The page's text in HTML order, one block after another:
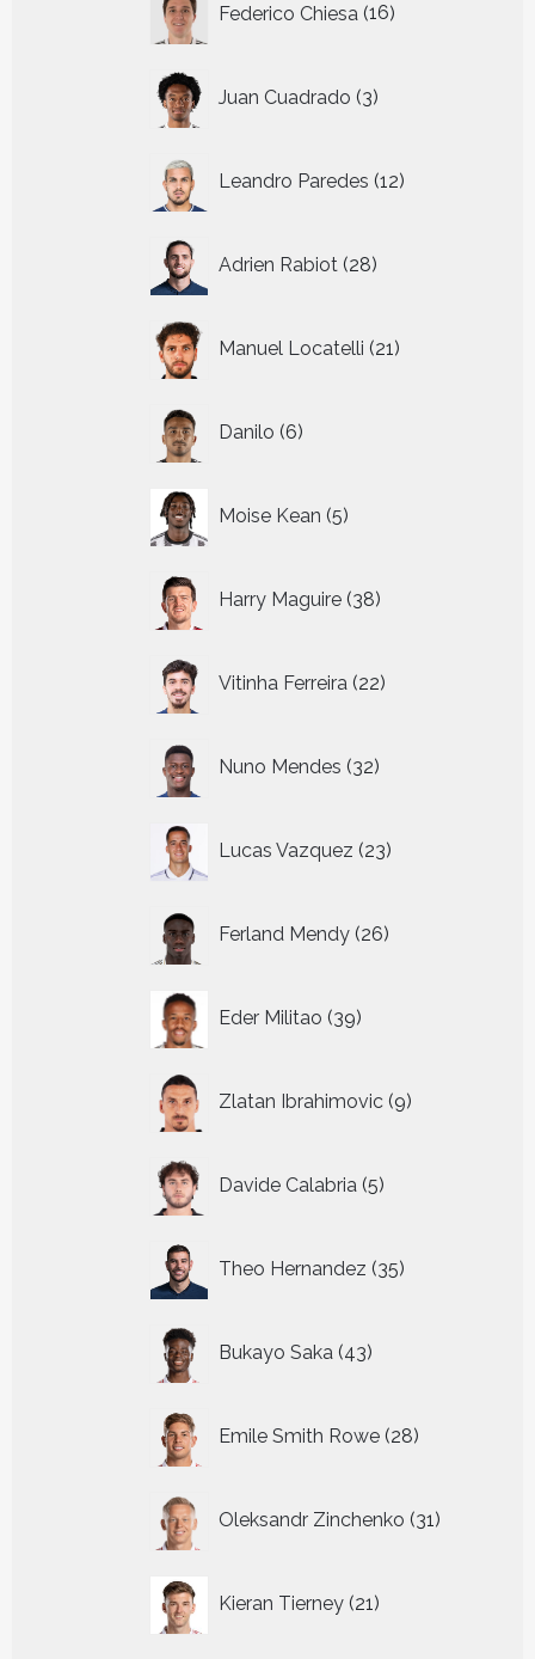
Federico Chiesa 16
producten
Juan Cuadrado 3
producten
Leandro Paredes 12
producten
Adrien Rabiot 28
producten
Manuel Locatelli 21
producten
Danilo 6
producten
Moise Kean 5
producten
Harry Maguire 38
producten
Vitinha Ferreira 22
producten
Nuno Mendes 32
producten
Lucas Vazquez 23
producten
Ferland Mendy 26
producten
Eder Militao 39
producten
Zlatan Ibrahimovic 9
producten
Davide Calabria 5
producten
Theo Hernandez 35
producten
Bukayo Saka 43
producten
Emile Smith Rowe 28
producten
Oleksandr Zinchenko 31
producten
Kieran Tierney 21
producten